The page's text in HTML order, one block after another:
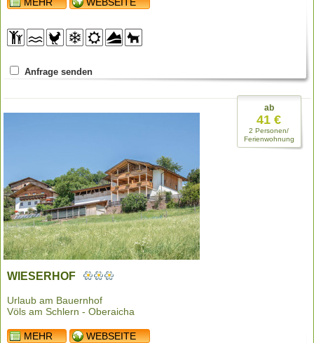
MEHR WEBSEITE
Anfrage senden
WIESERHOF
Urlaub am Bauernhof
Völs am Schlern - Oberaicha
MEHR WEBSEITE
ab
41 €
2 Personen/
Ferienwohnung